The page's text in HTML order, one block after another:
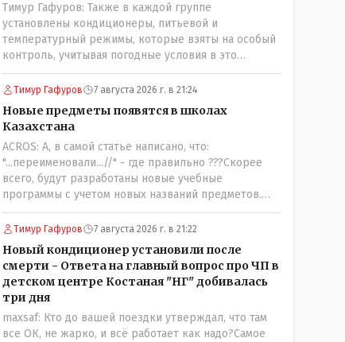
Тимур Гафуров: Также в каждой группе
установлены кондиционеры, питьевой и
температурный режимы, которые взяты на особый
контроль, учитывая погодные условия в это
лето.Мы решили. что это - противоречие. Вы
считаете иначе?Ну тут противоречия нет. Этот
трагедии, то есть 29 июля, когда спешно
установили и воду, и новые кондиционеры, и
впервые поставили температурный режим на
контроль. То есть первая часть - информация до
трагедии, вторая часть - информация после
трагедии, когда все уже было исправлено.
Тимур Гафуров 7 августа 2026 г. в 21:24
Новые предметы появятся в школах
Казахстана
ACROS: А, в самой статье написано, что:
"...переименовали...//" - где правильно ???Скорее
всего, будут разработаны новые учебные
программы с учетом новых названий предметов.
Так что предметы - новые. Хоть и
переименованные)
Тимур Гафуров 7 августа 2026 г. в 21:22
Новый кондиционер установили после
смерти - Ответа на главный вопрос про ЧП в
детском центре Костаная "НГ" добивалась
три дня
maxsaf: Кто до вашей поездки утверждал, что там
все ОК, не жарко, и всё работает как надо?Самое